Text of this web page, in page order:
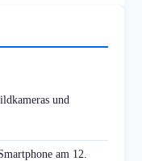
und
am 12.